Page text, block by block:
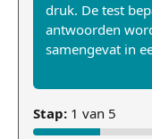
druk. De test
antwoorden
samengevat in
Stap: 1 van 5